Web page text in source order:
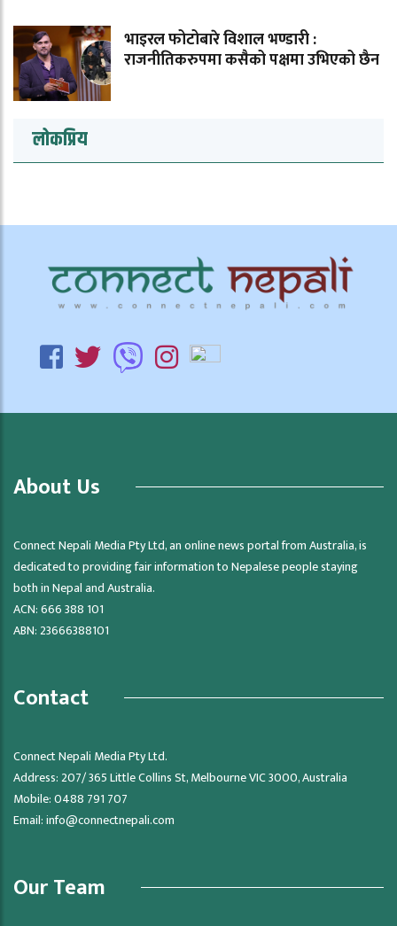
भाइरल फोटोबारे विशाल भण्डारी :
राजनीतिकरुपमा कसैको पक्षमा उभिएको छैन
लोकप्रिय
About Us
Connect Nepali Media Pty Ltd, an online news portal from Australia, is
dedicated to providing fair information to Nepalese people staying
both in Nepal and Australia.
ACN: 666 388 101
ABN: 23666388101
Contact
Connect Nepali Media Pty Ltd.
Address: 207/ 365 Little Collins St, Melbourne VIC 3000, Australia
Mobile: 0488 791 707
Email:info@connectnepali.com
Our Team